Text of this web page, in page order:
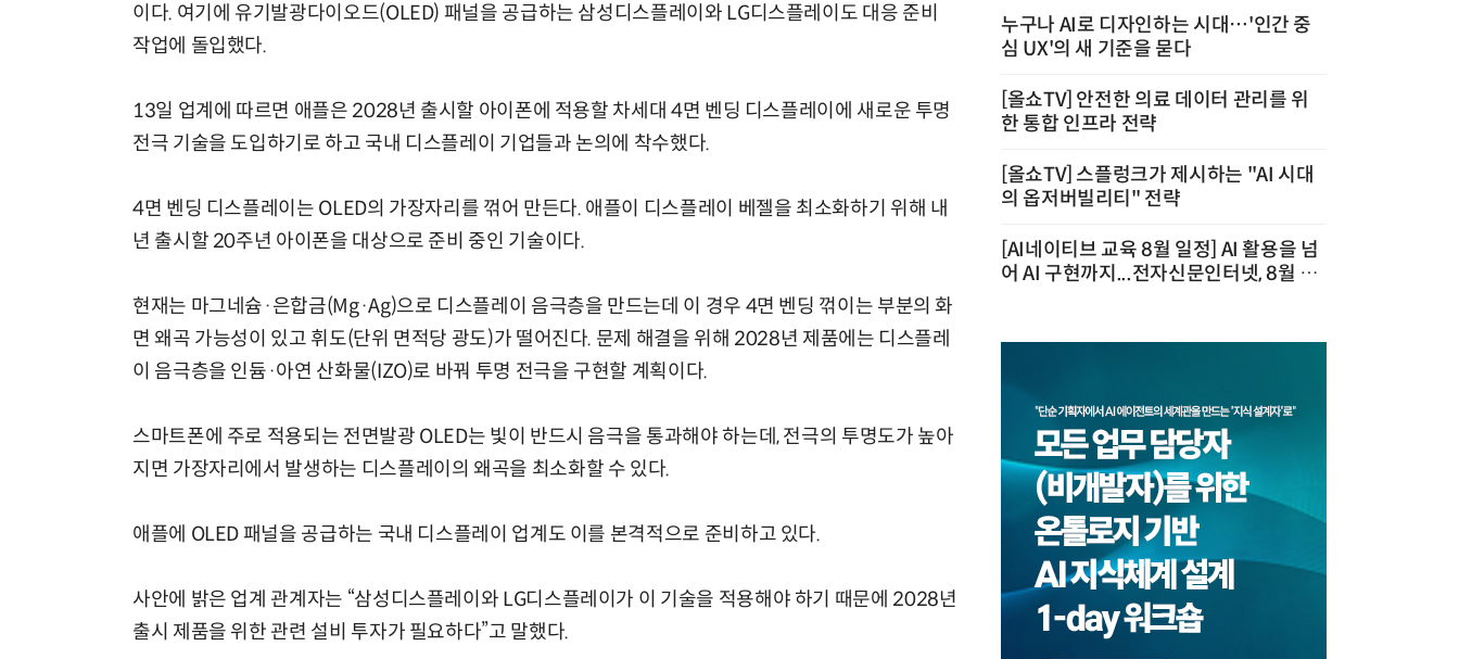
이다. 여기에 유기발광다이오드(OLED) 패널을 공급하는 삼성디스플레이와 LG디스플레이도 대응 준비
작업에 돌입했다.
13일 업계에 따르면 애플은 2028년 출시할 아이폰에 적용할 차세대 4면 벤딩 디스플레이에 새로운 투명
전극 기술을 도입하기로 하고 국내 디스플레이 기업들과 논의에 착수했다.
4면 벤딩 디스플레이는 OLED의 가장자리를 꺾어 만든다. 애플이 디스플레이 베젤을 최소화하기 위해 내
년 출시할 20주년 아이폰을 대상으로 준비 중인 기술이다.
현재는 마그네슘·은합금(Mg·Ag)으로 디스플레이 음극층을 만드는데 이 경우 4면 벤딩 꺾이는 부분의 화
면 왜곡 가능성이 있고 휘도(단위 면적당 광도)가 떨어진다. 문제 해결을 위해 2028년 제품에는 디스플레
이 음극층을 인듐·아연 산화물(IZO)로 바꿔 투명 전극을 구현할 계획이다.
스마트폰에 주로 적용되는 전면발광 OLED는 빛이 반드시 음극을 통과해야 하는데, 전극의 투명도가 높아
지면 가장자리에서 발생하는 디스플레이의 왜곡을 최소화할 수 있다.
애플에 OLED 패널을 공급하는 국내 디스플레이 업계도 이를 본격적으로 준비하고 있다.
사안에 밝은 업계 관계자는 “삼성디스플레이와 LG디스플레이가 이 기술을 적용해야 하기 때문에 2028년
출시 제품을 위한 관련 설비 투자가 필요하다”고 말했다.
누구나 AI로 디자인하는 시대…'인간 중
심 UX'의 새 기준을 묻다
[올쇼TV] 안전한 의료 데이터 관리를 위
한 통합 인프라 전략
[올쇼TV] 스플렁크가 제시하는 "AI 시대
의 옵저버빌리티" 전략
[AI네이티브 교육 8월 일정] AI 활용을 넘
어 AI 구현까지...전자신문인터넷, 8월 실